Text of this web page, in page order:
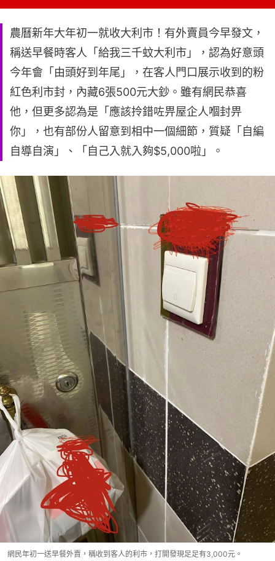
農曆新年大年初一就收大利市！有外賣員今早發文，
稱送早餐時客人「給我三千蚊大利市」，認為好意頭
今年會「由頭好到年尾」，在客人門口展示收到的粉
紅色利市封，內藏6張500元大鈔。雖有網民恭喜
他，但更多認為是「應該拎錯咗畀屋企人嗰封畀
你」，也有部份人留意到相中一個細節，質疑「自編
自導自演」、「自己入就入夠$5,000啦」。
網民年初一送早餐外賣，稱收到客人的利市，打開發現足足有3,000元。